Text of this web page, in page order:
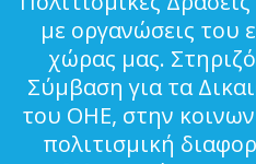
με οργανώσεις του
χώρας μας.
Σύμβαση για τα
του ΟΗΕ, στην
πολιτισμική